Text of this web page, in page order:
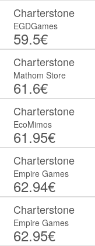
Charterstone
EGDGames
59.5€
Charterstone
Mathom Store
61.6€
Charterstone
EcoMimos
61.95€
Charterstone
Empire Games
62.94€
Charterstone
Empire Games
62.95€